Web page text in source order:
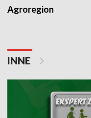
Agroregion
INNE